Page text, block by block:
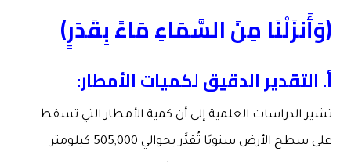
﴿وَأَنزَلْنَا مِنَ السَّمَاءِ مَاءً بِقَدَرٍ﴾
أ.التقدير الدقيق لكميات الأمطار:
تشير الدراسات العلمية إلى أن كمية الأمطار التي تسقط
على سطح الأرض سنويًا تُقدَّر بحوالي 505,000 كيلومتر